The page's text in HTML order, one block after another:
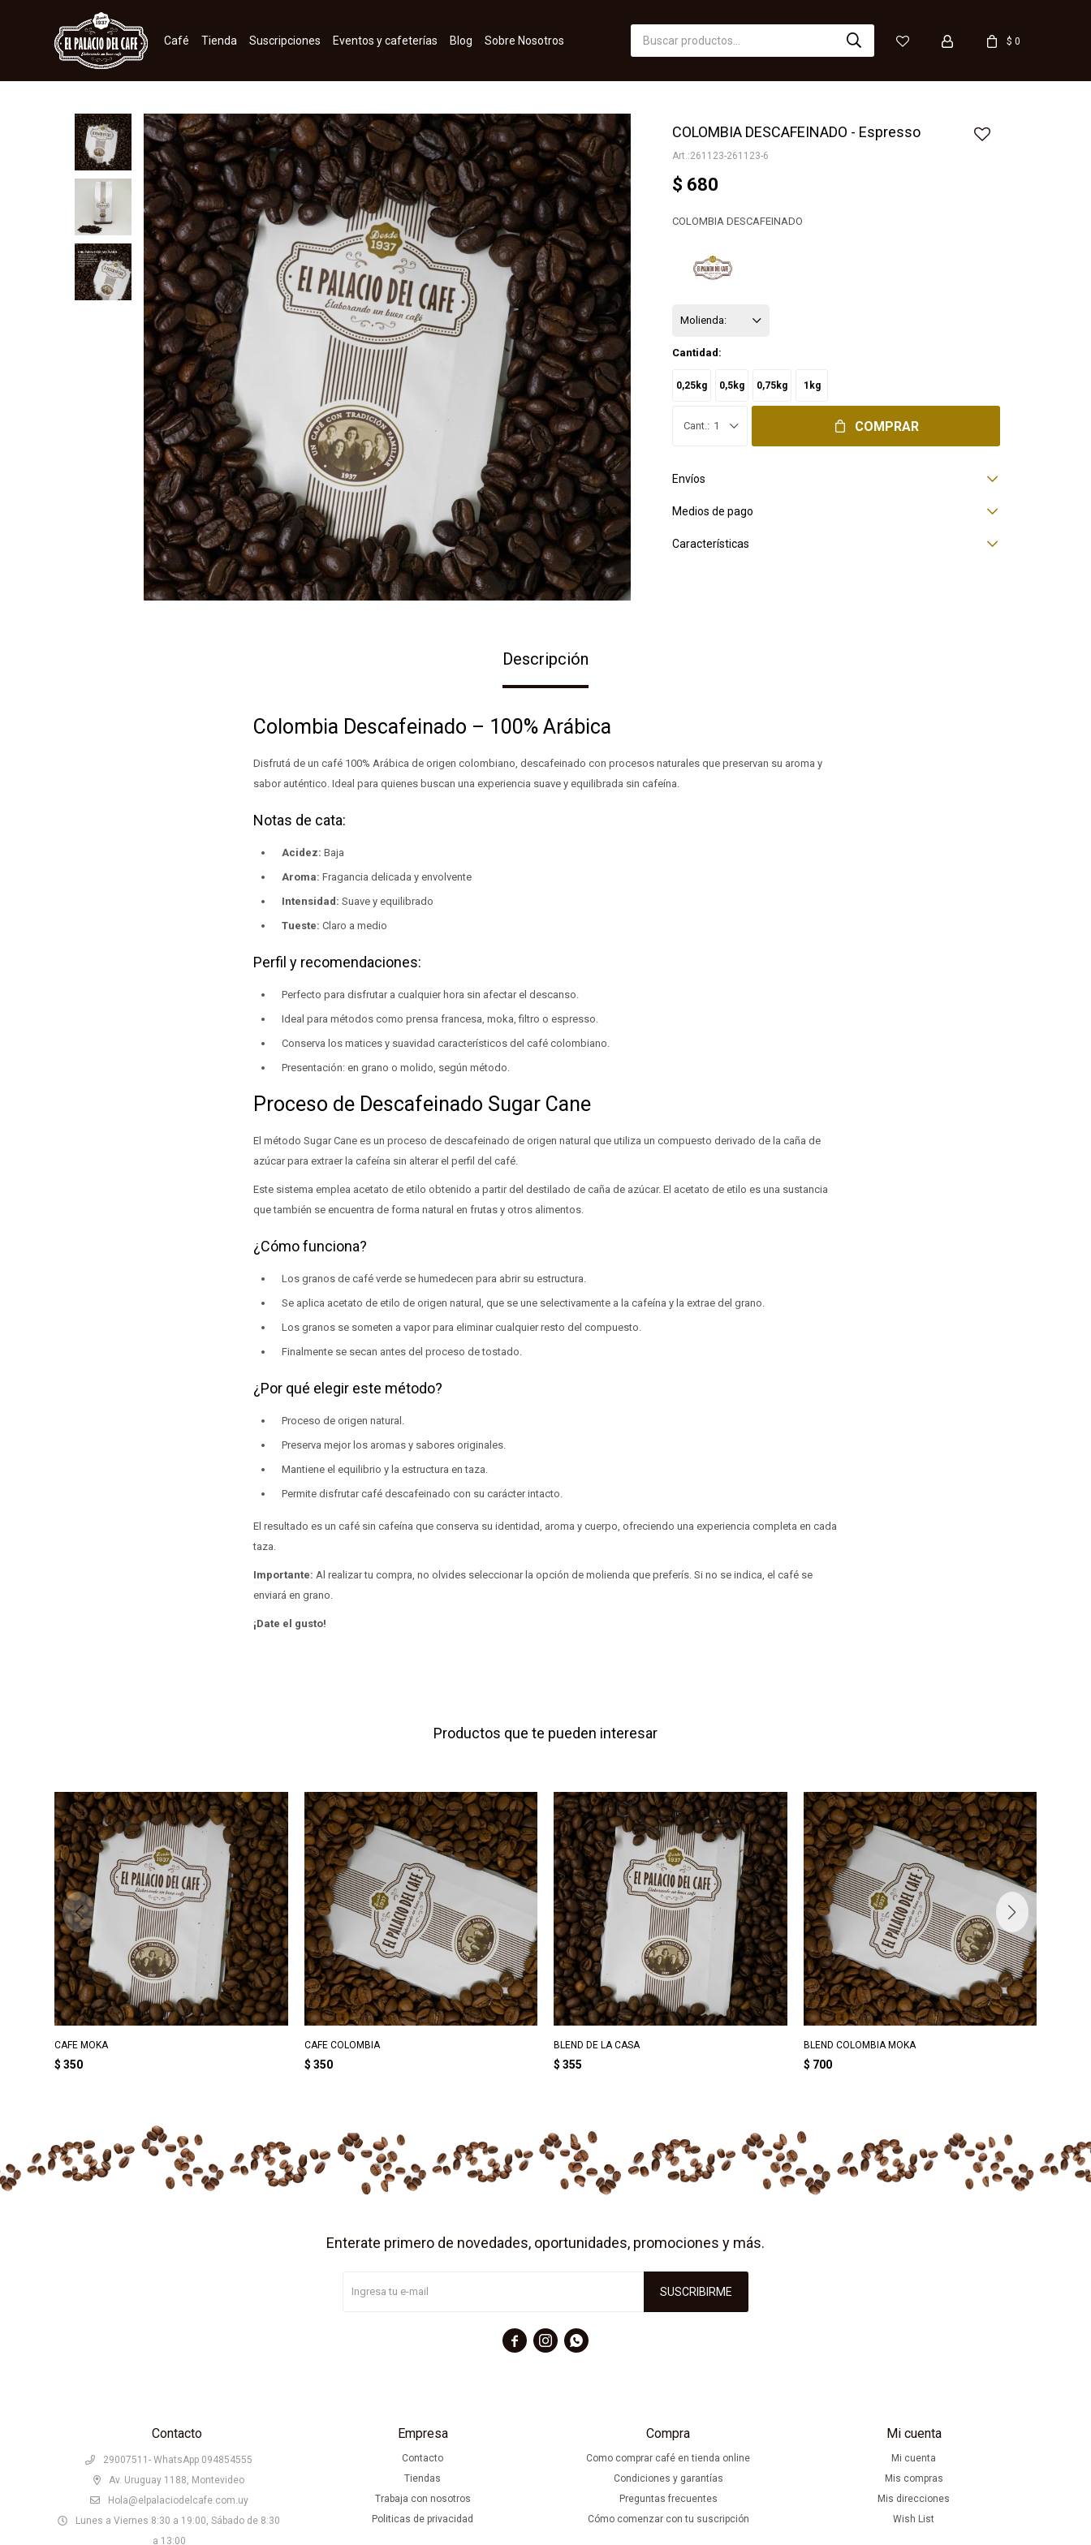
Café Tienda Suscripciones Eventos y cafeterías Blog Sobre Nosotros $ 0
COLOMBIA DESCAFEINADO - Espresso
261123-261123-6
$ 680
COLOMBIA DESCAFEINADO
Molienda:
Cantidad:
0,25kg 0,5kg 0,75kg 1kg
1 COMPRAR
Envíos
Medios de pago
Características
Descripción
Colombia Descafeinado – 100% Arábica
Disfrutá de un café 100% Arábica de origen colombiano, descafeinado con procesos naturales que preservan su aroma y
sabor auténtico. Ideal para quienes buscan una experiencia suave y equilibrada sin cafeína.
Notas de cata:
Acidez: Baja
Aroma: Fragancia delicada y envolvente
Intensidad: Suave y equilibrado
Tueste: Claro a medio
Perfil y recomendaciones:
Perfecto para disfrutar a cualquier hora sin afectar el descanso.
Ideal para métodos como prensa francesa, moka, filtro o espresso.
Conserva los matices y suavidad característicos del café colombiano.
Presentación: en grano o molido, según método.
Proceso de Descafeinado Sugar Cane
El método Sugar Cane es un proceso de descafeinado de origen natural que utiliza un compuesto derivado de la caña de
azúcar para extraer la cafeína sin alterar el perfil del café.
Este sistema emplea acetato de etilo obtenido a partir del destilado de caña de azúcar. El acetato de etilo es una sustancia
que también se encuentra de forma natural en frutas y otros alimentos.
¿Cómo funciona?
Los granos de café verde se humedecen para abrir su estructura.
Se aplica acetato de etilo de origen natural, que se une selectivamente a la cafeína y la extrae del grano.
Los granos se someten a vapor para eliminar cualquier resto del compuesto.
Finalmente se secan antes del proceso de tostado.
¿Por qué elegir este método?
Proceso de origen natural.
Preserva mejor los aromas y sabores originales.
Mantiene el equilibrio y la estructura en taza.
Permite disfrutar café descafeinado con su carácter intacto.
El resultado es un café sin cafeína que conserva su identidad, aroma y cuerpo, ofreciendo una experiencia completa en cada
taza.
Importante: Al realizar tu compra, no olvides seleccionar la opción de molienda que preferís. Si no se indica, el café se
enviará en grano.
¡Date el gusto!
Productos que te pueden interesar
CAFE MOKA
$ 350
CAFE COLOMBIA
$ 350
BLEND DE LA CASA
$ 355
BLEND COLOMBIA MOKA
$ 700
Contacto
29007511- WhatsApp 094854555
Av. Uruguay 1188, Montevideo
Hola@elpalaciodelcafe.com.uy
Lunes a Viernes 8:30 a 19:00, Sábado de 8:30
a 13:00
Empresa
Contacto
Tiendas
Trabaja con nosotros
Politicas de privacidad
Compra
Como comprar café en tienda online
Condiciones y garantías
Preguntas frecuentes
Cómo comenzar con tu suscripción
Mi cuenta
Mi cuenta
Mis compras
Mis direcciones
Wish List
Enterate primero de novedades, oportunidades, promociones y más.
SUSCRIBIRME
  